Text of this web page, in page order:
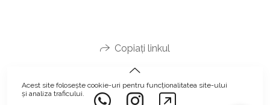
Copiați linkul
Acest site folosește cookie-uri pentru funcționalitatea site-ului
și analiza traficului.